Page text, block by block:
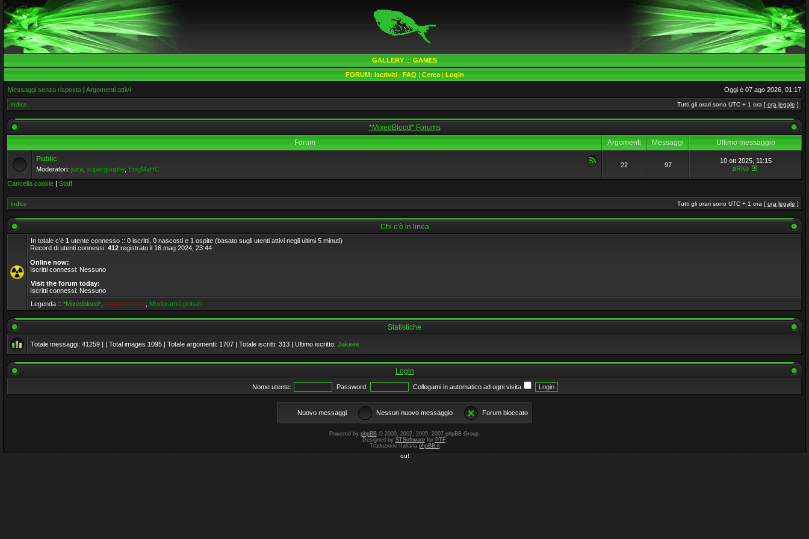
GALLERY ::: GAMES
FORUM: Iscriviti| FAQ | Cerca| Login
Messaggi senza risposta | Argomenti attivi Oggi è 07 ago 2026, 01:17
Indice Tutti gli orari sono UTC + 1 ora [ ora legale ]
*MixedBlood* Forums
Forum
Argomenti Messaggi
Ultimo messaggio
Public
Moderatori: juza supergoophy, EnigMaHC
22 97
10 ott 2025, 11:15
aRKo
Cancella cookie | Staff
Indice Tutti gli orari sono UTC + 1 ora [ ora legale ]
Chi c’è in linea
In totale c’è 1 utente connesso :: 0 iscritti, 0 nascosti e 1 ospite (basato sugli utenti attivi negli ultimi 5 minuti)
Record di utenti connessi: 412 registrato il 16 mag 2024, 23:44
Online now:
Iscritti connessi: Nessuno
Visit the forum today:
Iscritti connessi: Nessuno
Legenda :: *Mixedblood* Amministratori Moderatori globali
Statistiche
Totale messaggi: 41259 | | Total images 1095 | Totale argomenti: 1707 | Totale iscritti: 313 | Ultimo iscritto: Jakeee
Login
Nome utente: Password: Collegami in automatico ad ogni visita
Nuovo messaggi Nessun nuovo messaggio Forum bloccato
Powered by phpBB© 2000, 2002, 2005, 2007 phpBB Group.
Designed by STSoftwarefor PTF.
Traduzione Italiana phpBB.it
ou!